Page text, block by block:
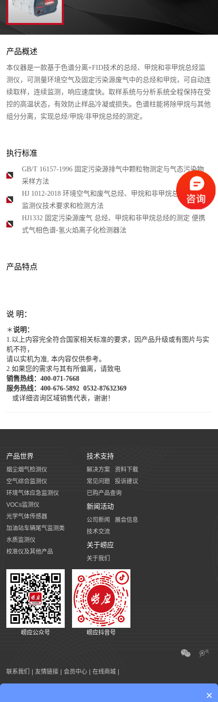
产品概述
本仪器是一款基于色谱分离+FID技术的总烃、甲烷和非甲烷总烃监
测仪，可测量环境空气及固定污染源废气中的总烃和甲烷，可自动连
续取样，连续监测，响应速度快。取样系统与分析系统全程保持在受
控的高温状态，有效防止样品冷凝或损失。色谱柱能将除甲烷与其他
组分分离，实现总烃/甲烷/非甲烷总烃的测定。
执行标准
GB/T 16157-1996 固定污染源排气中颗粒物测定与气态污染物
采样方法
HJ 1012-2018 环境空气和废气总烃、甲烷和非甲烷总烃便携式
监测仪技术要求和检测方法
HJ1332 固定污染源废气 总烃、甲烷和非甲烷总烃的测定 便携
式气相色谱-氢火焰离子化检测器法
产品特点
说 明：
＊说明：
1.以上内容完全符合国家相关标准的要求，因产品升级或有图片与实
机不符，
请以实机为准, 本内容仅供参考。
2.如果您的需求与其有所偏离，请致电
销售热线：400-071-7668
服务热线：400-676-5892 0532-87632369
或详细咨询区域销售代表，谢谢！
产品世界
烟尘烟气检测仪
空气综合监测仪
环境气体应急监测仪
VOCs监测仪
光学气体传感器
加油站车辆尾气监测类
水质监测仪
校准仪及其他产品
技术支持
解决方案
资料下载
常见问题
投诉建议
已购产品查询
新闻活动
公司新闻
展会信息
技术交流
关于崂应
关于我们
崂应公众号 崂应抖音号
联系我们 友情链接 会员中心 在线商城
×